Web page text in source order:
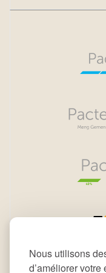
Nous utilisons
d’améliorer